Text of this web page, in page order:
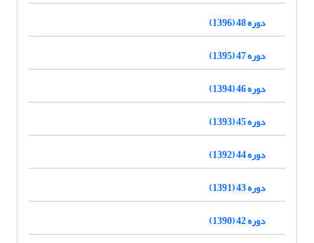
دوره 48 (1396)
دوره 47 (1395)
دوره 46 (1394)
دوره 45 (1393)
دوره 44 (1392)
دوره 43 (1391)
دوره 42 (1390)